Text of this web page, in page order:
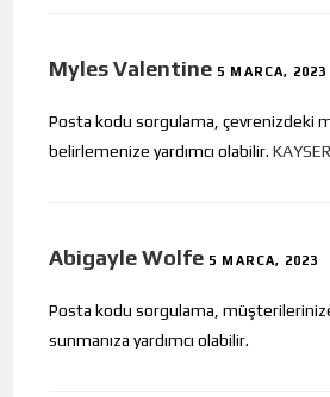
Myles Valentine 5 MARCA, 2023
Posta kodu sorgulama, çevrenizdeki
belirlemenize yardımcı olabilir.
Abigayle Wolfe 5 MARCA, 2023
Posta kodu sorgulama,
sunmanıza yardımcı olabilir.